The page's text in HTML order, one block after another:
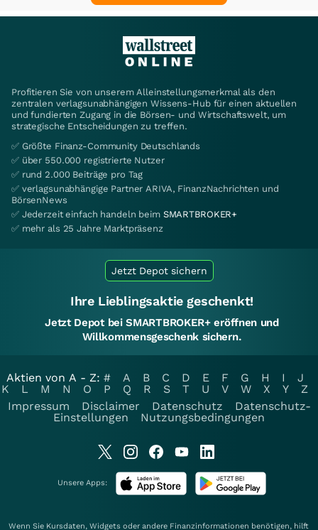
Profitieren Sie von unserem Alleinstellungsmerkmal als den
zentralen verlagsunabhängigen Wissens-Hub für einen aktuellen
und fundierten Zugang in die Börsen- und Wirtschaftswelt, um
strategische Entscheidungen zu treffen.
✅ Größte Finanz-Community Deutschlands
✅ über 550.000 registrierte Nutzer
✅ rund 2.000 Beiträge pro Tag
✅ verlagsunabhängige Partner ARIVA, FinanzNachrichten und
BörsenNews
✅ Jederzeit einfach handeln beim SMARTBROKER+
✅ mehr als 25 Jahre Marktpräsenz
Jetzt Depot sichern
Ihre Lieblingsaktie geschenkt!
Jetzt Depot bei SMARTBROKER+ eröffnen und
Willkommensgeschenk sichern.
Aktien von A - Z: # A B C D E F G H I
J
K
L M N O P Q R S T U V W X Y
Z
Impressum
Disclaimer Datenschutz
Datenschutz-
Einstellungen
Nutzungsbedingungen
Unsere Apps:
Wenn Sie Kursdaten, Widgets oder andere Finanzinformationen benötigen, hilft